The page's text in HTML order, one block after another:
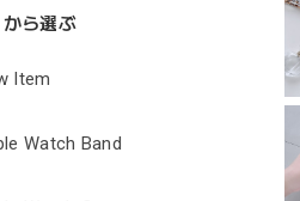
ら選ぶ
Item
Watch Band